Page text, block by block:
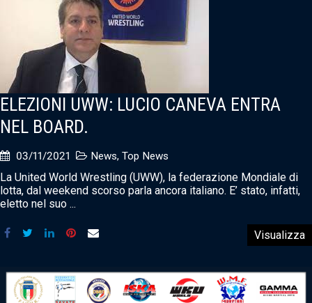
ELEZIONI UWW: LUCIO CANEVA ENTRA
NEL BOARD.
03/11/2021 News, Top News
La United World Wrestling (UWW), la federazione Mondiale di
lotta, dal weekend scorso parla ancora italiano. E’ stato, infatti,
eletto nel suo ...
Visualizza